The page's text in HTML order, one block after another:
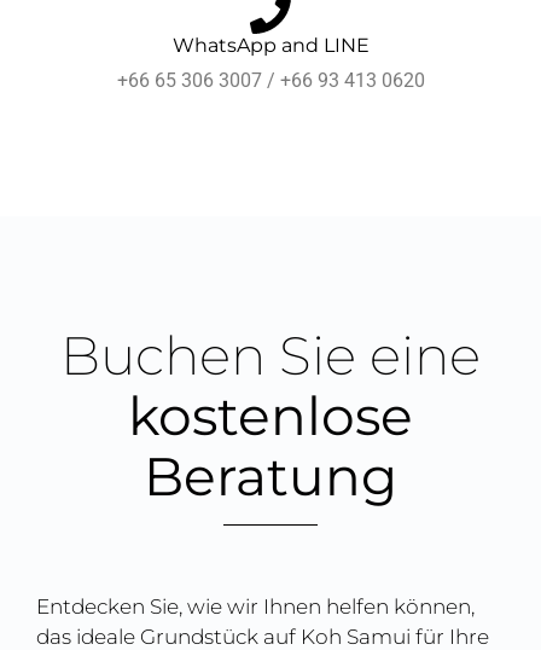
WhatsApp and LINE
+66 65 306 3007 / +66 93 413 0620
Buchen Sie eine
kostenlose
Beratung
Entdecken Sie, wie wir Ihnen helfen können,
das ideale Grundstück auf Koh Samui für Ihre